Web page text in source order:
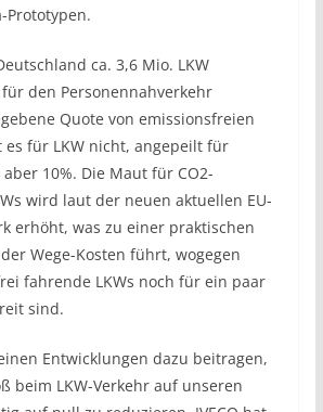
Prototypen.
ca. 3,6 Mio. LKW
den Personennahverkehr
Quote von emissionsfreien
es für LKW nicht, angepeilt für
10%. Die Maut für CO2-
wird laut der neuen aktuellen EU-
erhöht, was zu einer praktischen
Wege-Kosten führt, wogegen
fahrende LKWs noch für ein paar
sind.
Entwicklungen dazu beitragen,
beim LKW-Verkehr auf unseren